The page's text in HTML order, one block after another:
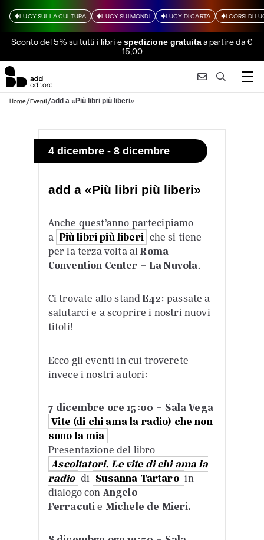
LUCY SULLA CULTURA LUCY SUI MONDI LUCY DI CARTA I CORSI DI
Sconto del 5% su tutti i libri espedizione gratuitaa partire da €
15,00
Home/Eventi/add a «Più libri più liberi»
4 dicembre - 8 dicembre
add a «Più libri più liberi»
Anche quest’anno partecipiamo
a Più libri più liberi che si tiene
per la terza volta alRoma
Convention Center – La Nuvola.
Ci trovate allo standE42: passate a
salutarci e a scoprire i nostri nuovi
titoli!
Ecco gli eventi in cui troverete
invece i nostri autori:
7 dicembre ore 15:00 – Sala Vega
Vite (di chi ama la radio) che non
sono la mia
Presentazione del libro
Ascoltatori. Le vite di chi ama la
radio di Susanna Tartaro in
dialogo con Angelo
Ferracutie Michele de Mieri.